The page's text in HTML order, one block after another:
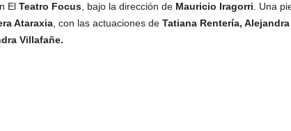
El Teatro Focus, bajo la dirección de Mauricio Iragorri . Una
Ataraxia, con las actuaciones de Tatiana Rentería,
Villafañe.